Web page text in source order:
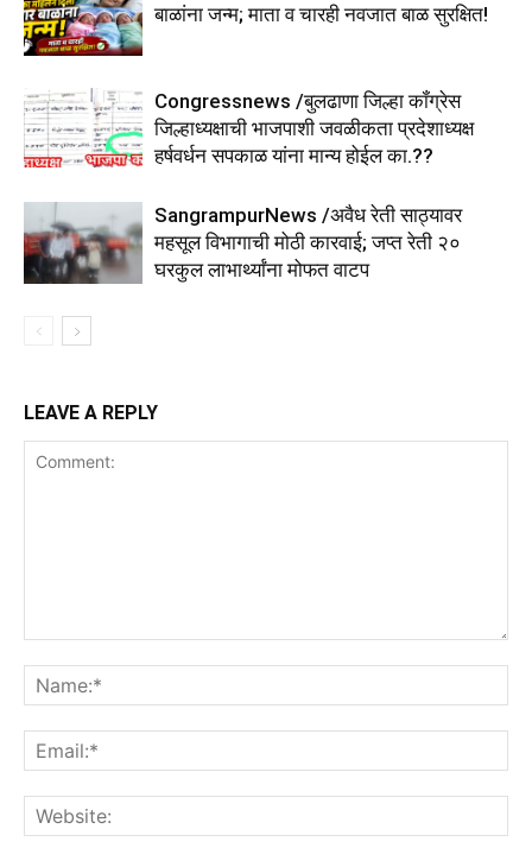
बाळांना जन्म; माता व चारही नवजात बाळ सुरक्षित!
Congressnews /बुलढाणा जिल्हा कॉंग्रेस
जिल्हाध्यक्षाची भाजपाशी जवळीकता प्रदेशाध्यक्ष
हर्षवर्धन सपकाळ यांना मान्य होईल का.??
SangrampurNews /अवैध रेती साठ्यावर
महसूल विभागाची मोठी कारवाई; जप्त रेती २०
घरकुल लाभार्थ्यांना मोफत वाटप
LEAVE A REPLY